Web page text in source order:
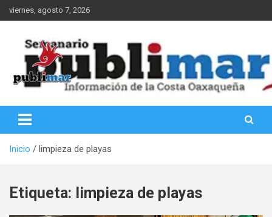
Saltar
al
viernes, agosto 7, 2026
PubliMar
Inicio limpieza de playas
Etiqueta: limpieza de playas